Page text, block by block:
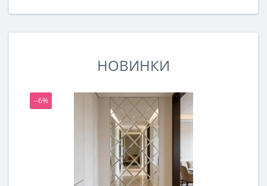
НОВИНКИ
--6%